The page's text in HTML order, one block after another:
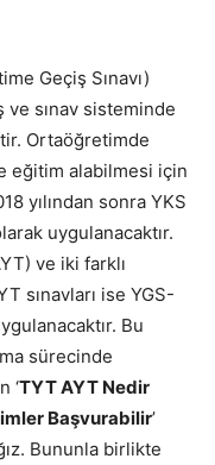
Geçiş Sınavı)
ve sınav sisteminde
Ortaöğretimde
eğitim alabilmesi için
yılından sonra YKS
uygulanacaktır.
ve iki farklı
sınavları ise YGS-
Bu
sürecinde
‘TYT AYT Nedir
Başvurabilir’
Bununla birlikte